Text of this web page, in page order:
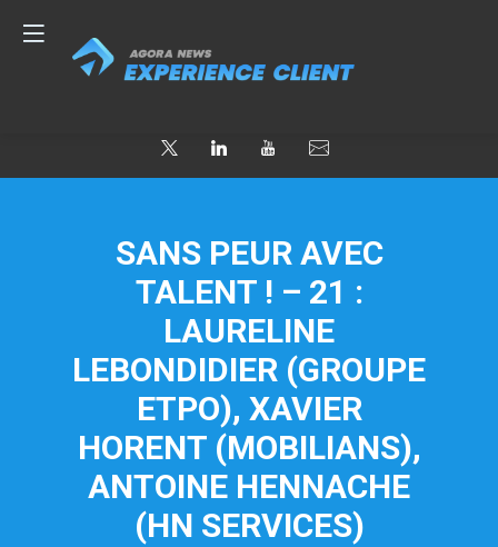
SANS PEUR AVEC
TALENT ! – 21 :
LAURELINE
LEBONDIDIER (GROUPE
ETPO), XAVIER
HORENT (MOBILIANS),
ANTOINE HENNACHE
(HN SERVICES)